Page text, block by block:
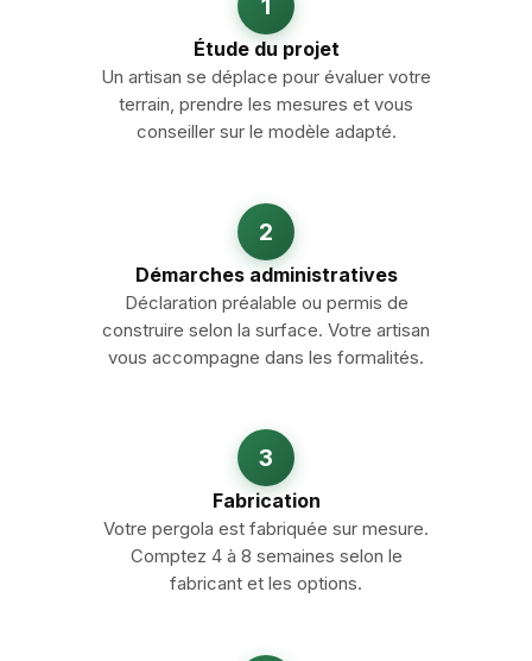
1
Étude du projet
Un artisan se déplace pour évaluer votre
terrain, prendre les mesures et vous
conseiller sur le modèle adapté.
2
Démarches administratives
Déclaration préalable ou permis de
construire selon la surface. Votre artisan
vous accompagne dans les formalités.
3
Fabrication
Votre pergola est fabriquée sur mesure.
Comptez 4 à 8 semaines selon le
fabricant et les options.